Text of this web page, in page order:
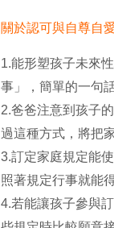
關於認可與自尊自
1.能形塑孩子未來
事」，簡單的一句
2.爸爸注意到孩子
過這種方式，將把
3.訂定家庭規定能
照著規定行事就能
4.若能讓孩子參與